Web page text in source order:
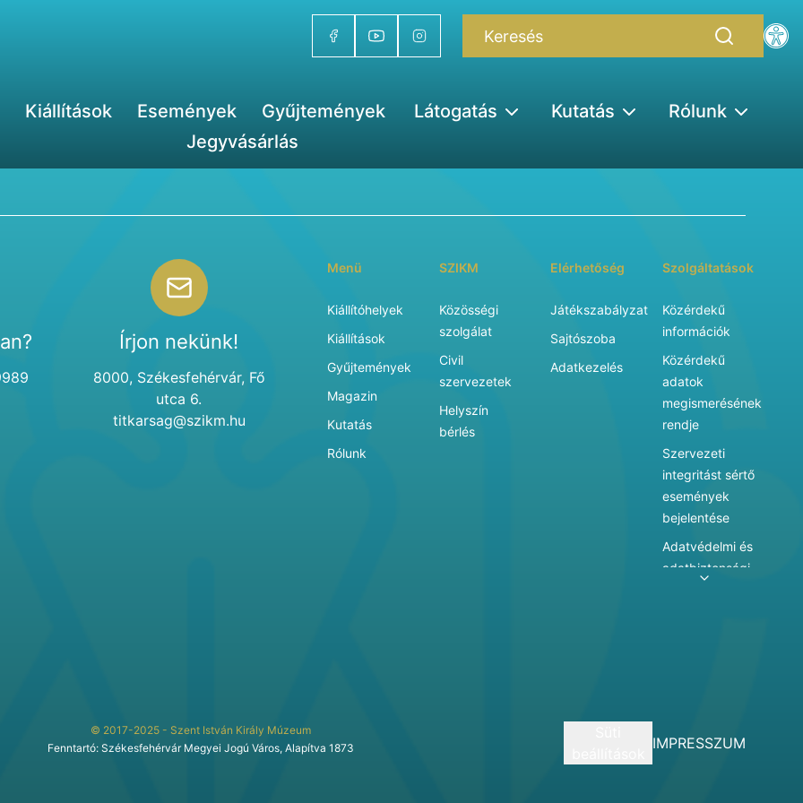
Kiállítások Események Gyűjtemények Látogatás Kutatás
Rólunk
Jegyvásárlás
Írjon nekünk!
8000, Székesfehérvár, Fő
utca 6.
titkarsag@szikm.hu
Menü
Kiállítóhelyek
Kiállítások
Gyűjtemények
Magazin
Kutatás
Rólunk
SZIKM
Közösségi
szolgálat
Civil
szervezetek
Helyszín
bérlés
Elérhetőség
Játékszabályzat
Sajtószoba
Adatkezelés
Szolgáltatások
Közérdekű
információk
Közérdekű
adatok
megismerésének
rendje
Szervezeti
integritást sértő
események
bejelentése
Adatvédelmi és
adatbiztonsági
szolgáltatásai
© 2017-2025 - Szent István Király Múzeum
Fenntartó: Székesfehérvár Megyei Jogú Város, Alapítva 1873
IMPRESSZUM